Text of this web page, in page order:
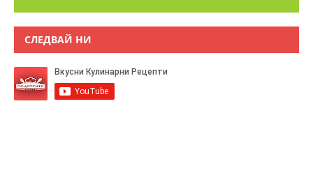
СЛЕДВАЙ НИ